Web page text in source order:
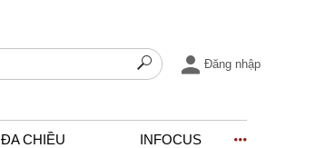
Đăng nhập
ĐA CHIỀU INFOCUS